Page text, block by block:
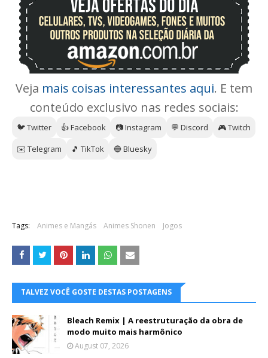
Veja mais coisas interessantes aqui. E tem
conteúdo exclusivo nas redes sociais:
🐦 Twitter 👍 Facebook 📷 Instagram 💬 Discord
🎮 Twitch
✉️ Telegram
🎵 TikTok 🔵 Bluesky
Tags: Animes e Mangás Animes Shonen Jogos
TALVEZ VOCÊ GOSTE DESTAS POSTAGENS
Bleach Remix | A reestruturação da obra de
modo muito mais harmônico
August 07, 2026